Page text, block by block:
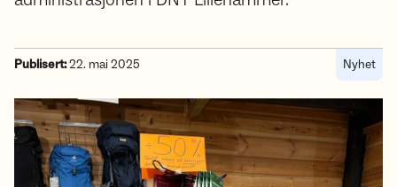
Publisert:22. mai 2025 Nyhet